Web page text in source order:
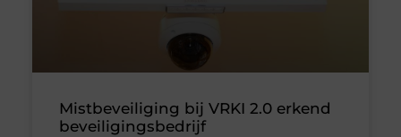
Mistbeveiliging bij VRKI 2.0 erkend
beveiligingsbedrijf